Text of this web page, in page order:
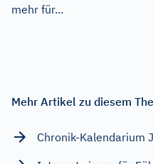
mehr für...
Mehr Artikel zu diesem
Chronik-Kalendarium